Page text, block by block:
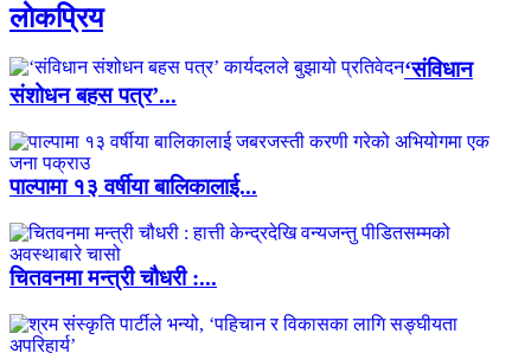
लाेकप्रिय
‘संविधान
संशोधन बहस पत्र’...
पाल्पामा १३ वर्षीया बालिकालाई...
चितवनमा मन्त्री चौधरी :...